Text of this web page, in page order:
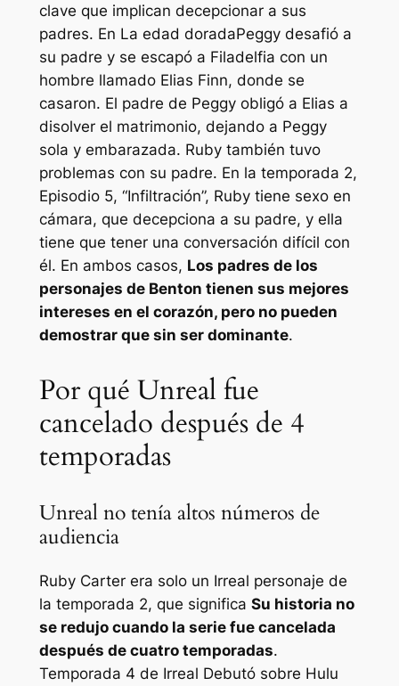
clave que implican decepcionar a sus
padres. En La edad doradaPeggy desafió a
su padre y se escapó a Filadelfia con un
hombre llamado Elias Finn, donde se
casaron. El padre de Peggy obligó a Elias a
disolver el matrimonio, dejando a Peggy
sola y embarazada. Ruby también tuvo
problemas con su padre. En la temporada 2,
Episodio 5, “Infiltración”, Ruby tiene sexo en
cámara, que decepciona a su padre, y ella
tiene que tener una conversación difícil con
él. En ambos casos, Los padres de los
personajes de Benton tienen sus mejores
intereses en el corazón, pero no pueden
demostrar que sin ser dominante.
Por qué Unreal fue
cancelado después de 4
temporadas
Unreal no tenía altos números de
audiencia
Ruby Carter era solo un Irreal personaje de
la temporada 2, que significa Su historia no
se redujo cuando la serie fue cancelada
después de cuatro temporadas.
Temporada 4 de Irreal Debutó sobre Hulu